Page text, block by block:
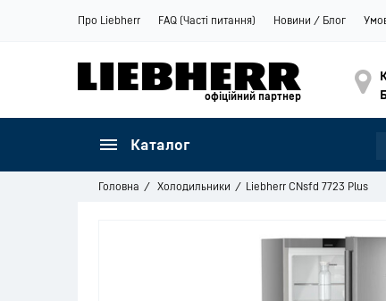
Про Liebherr FAQ (Часті питання) Новини / Блог
офіційний партнер
Каталог
Головна Холодильники Liebherr CNsfd 7723 Plus